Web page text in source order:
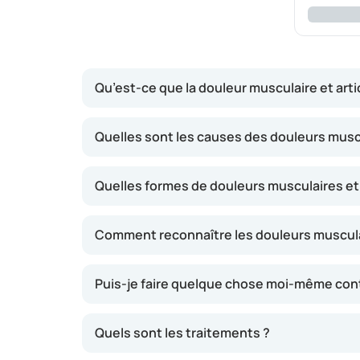
Qu’est-ce que la douleur musculaire et
posture, après un effort inhabituel ou lors
les fesses, l’abdomen et le cou. En règle
les articulations comme une sorte de
Quelles sont les causes des douleurs
Quelles formes de douleurs musculaires
Comment reconnaître les douleurs
Puis-je faire quelque chose moi-même
Quels sont les traitements ?